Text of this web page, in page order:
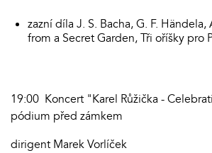
zazní díla J. S. Bacha, G. F.
from a Secret Garden, Tři oříšky pro
19:00 Koncert "Karel Růžička -
pódium před zámkem
dirigent Marek Vorlíček